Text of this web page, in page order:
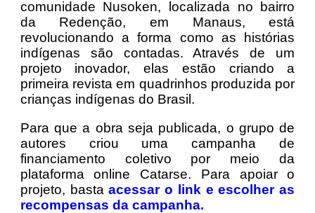
comunidade Nusoken, localizada no bairro
da Redenção, em Manaus, está
revolucionando a forma como as histórias
indígenas são contadas. Através de um
projeto inovador, elas estão criando a
primeira revista em quadrinhos produzida por
crianças indígenas do Brasil.
Para que a obra seja publicada, o grupo de
autores criou uma campanha de
financiamento coletivo por meio da
plataforma online Catarse. Para apoiar o
projeto, bastaacessar o link e escolher as
recompensas da campanha.